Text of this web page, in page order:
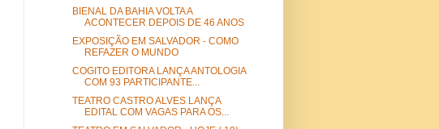
BIENAL DA BAHIA VOLTA A
ACONTECER DEPOIS DE 46 ANOS
EXPOSIÇÃO EM SALVADOR - COMO
REFAZER O MUNDO
COGITO EDITORA LANÇA ANTOLOGIA
COM 93 PARTICIPANTE...
TEATRO CASTRO ALVES LANÇA
EDITAL COM VAGAS PARA OS...